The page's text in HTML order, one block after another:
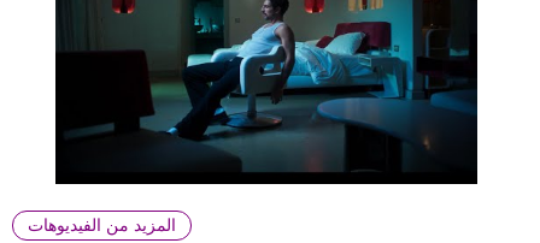
المزيد من الفيديوهات